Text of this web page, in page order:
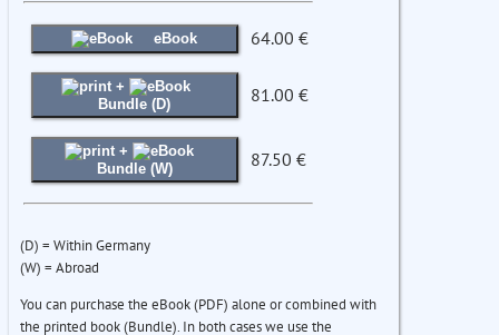
eBook 64.00 €
+
Bundle (D)
81.00 €
+
Bundle (W)
87.50 €
(D) = Within Germany
(W) = Abroad
You can purchase the eBook (PDF) alone or combined with
the printed book (Bundle). In both cases we use the